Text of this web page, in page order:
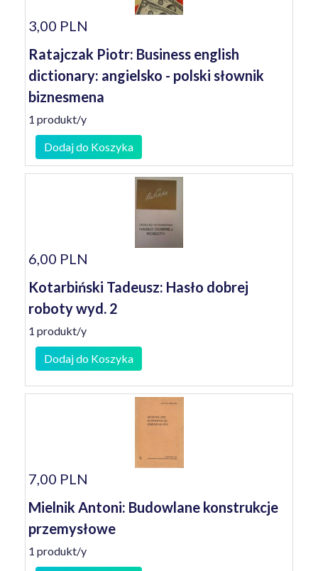
3,00 PLN
Ratajczak Piotr: Business english
dictionary: angielsko - polski słownik
biznesmena
1 produkt/y
Dodaj do Koszyka
6,00 PLN
Kotarbiński Tadeusz: Hasło dobrej
roboty wyd. 2
1 produkt/y
Dodaj do Koszyka
7,00 PLN
Mielnik Antoni: Budowlane konstrukcje
przemysłowe
1 produkt/y